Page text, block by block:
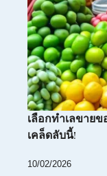
เลือกทำเลขาย
เคล็ดลับนี้!
10/02/2026